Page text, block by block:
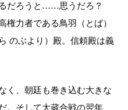
るだろうと……思うだろ？
権力者である鳥羽（とば）
のぶより）殿。信頼殿は義
く、朝廷も巻き込む大きな
。そして大蔵合戦の翌年、